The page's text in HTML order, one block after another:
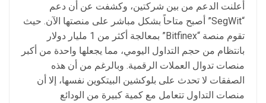
أعلنت الدعم من بين شركتين، وكشفت عن أن دعم
“SegWit” أصبح متاحاً بشكل مباشر على منصتها الآن. حيث
تقوم منصة “Bitfinex” بمعالجة أكثر من 1 مليار دولار
بانتظام من حجم التداول اليومي، مما يجعلها واحدة من أكبر
منصات تدوال العملات الرقمية. وبالرغم من أن هذه
الصفقات لا تحدث على بلوكشين البيتكوين نفسها، إلا أن
منصات التداول تتعامل مع كمية كبيرة من الودائع